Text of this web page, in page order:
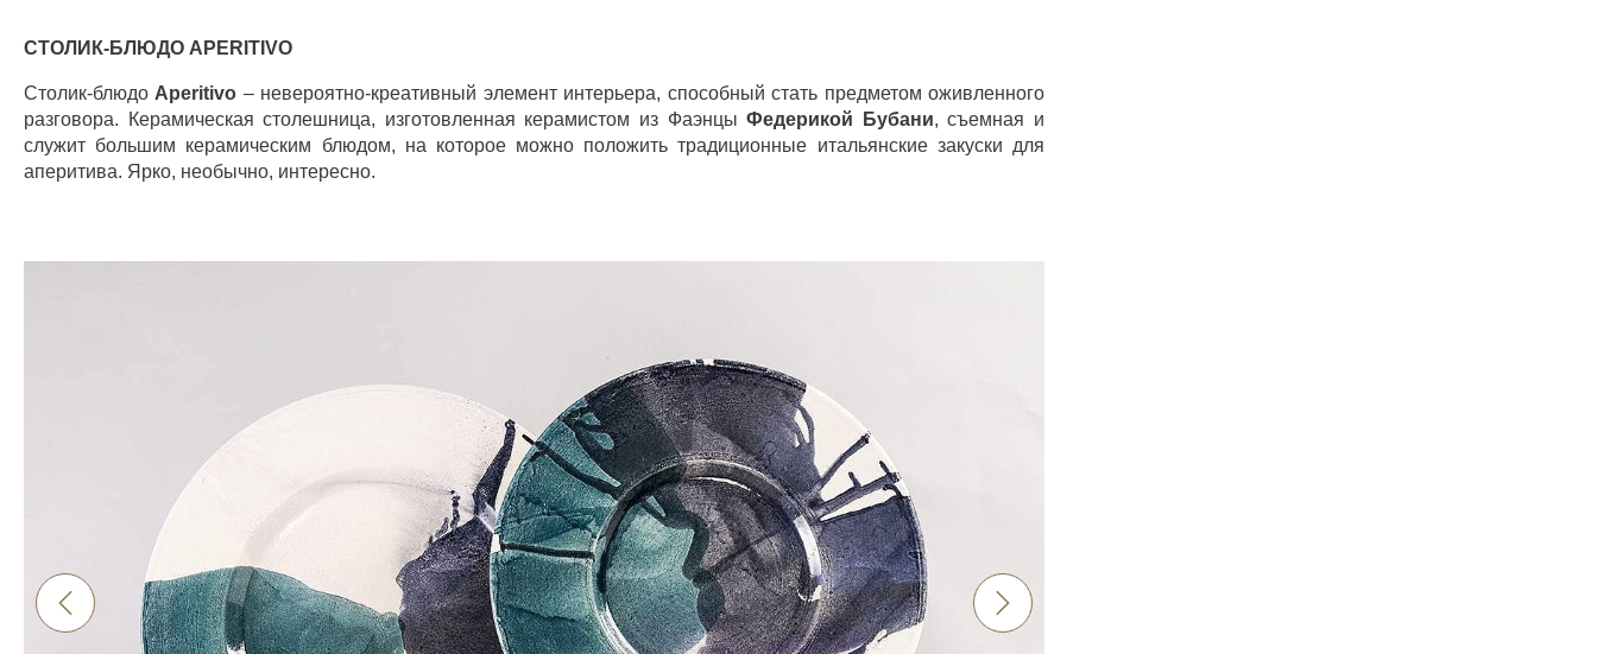
СТОЛИК-БЛЮДО APERITIVO
Столик-блюдо Aperitivo – невероятно-креативный элемент интерьера, способный стать предметом оживленного
разговора. Керамическая столешница, изготовленная керамистом из ФаэнцыФедерикой Бубани, съемная и
служит большим керамическим блюдом, на которое можно положить традиционные итальянские закуски для
аперитива. Ярко, необычно, интересно.